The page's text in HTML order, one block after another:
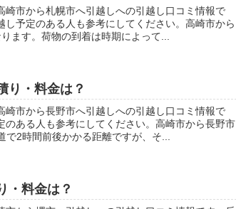
市から札幌市へ引越しへの引越し口コミ情報で
予定のある人も参考にしてください。高崎市から
ます。荷物の到着は時期によって...
り・料金は？
市から長野市へ引越しへの引越し口コミ情報で
ある人も参考にしてください。高崎市から長野市
2時間前後かかる距離ですが、そ...
・料金は？